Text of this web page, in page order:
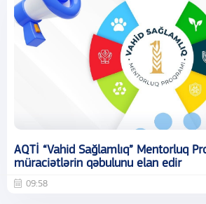
AQTİ “Vahid Sağlamlıq” Mentorluq
müraciətlərin qəbulunu elan edir
09:58